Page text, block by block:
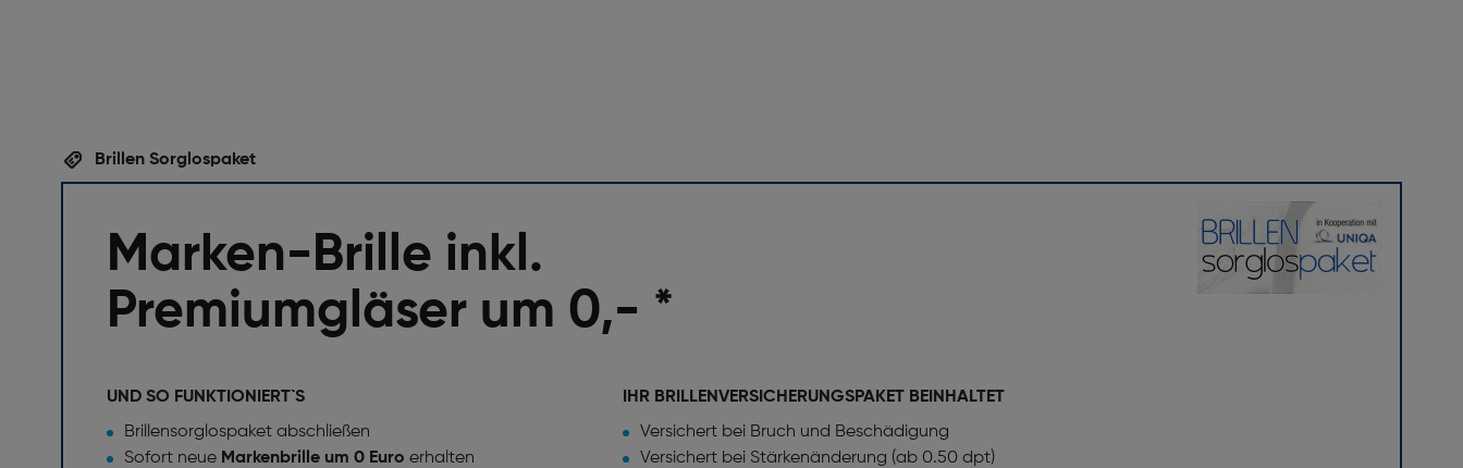
Brillen Sorglospaket
Marken-Brille inkl.
Premiumgläser um 0,- *
UND SO FUNKTIONIERT`S
Brillensorglospaket abschließen
Sofort neue Markenbrille um 0 Euro erhalten
IHR BRILLENVERSICHERUNGSPAKET BEINHALTET
Versichert bei Bruch und Beschädigung
Versichert bei Stärkenänderung (ab 0.50 dpt)